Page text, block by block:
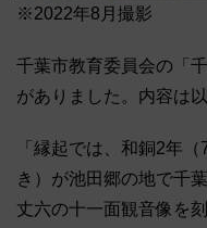
※2022年8月撮影
千葉市教育委員会の「
がありました。内容は以
「縁起では、和銅2年
き）が池田郷の地で千
丈六の十一面観音像を